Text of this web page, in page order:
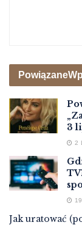
Powiązane
3
2
Jak uratować